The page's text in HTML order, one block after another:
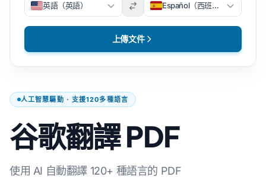
人工智慧驅動 · 支援120多種語言
谷歌翻譯 PDF
使用 AI 自動翻譯 120+ 種語言的 PDF
英語（英語） Español（西班牙文）
上傳文件